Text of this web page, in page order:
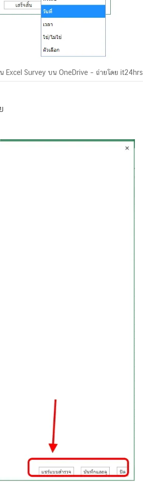
Excel Survey บน OneDrive – ถ่ายโดย it24hrs